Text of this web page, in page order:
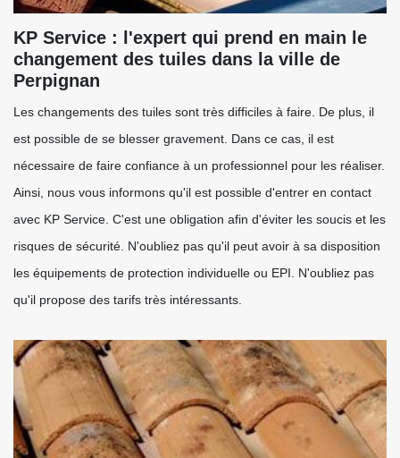
KP Service : l'expert qui prend en main le
changement des tuiles dans la ville de
Perpignan
Les changements des tuiles sont très difficiles à faire. De plus, il
est possible de se blesser gravement. Dans ce cas, il est
nécessaire de faire confiance à un professionnel pour les réaliser.
Ainsi, nous vous informons qu'il est possible d'entrer en contact
avec KP Service. C'est une obligation afin d'éviter les soucis et les
risques de sécurité. N'oubliez pas qu'il peut avoir à sa disposition
les équipements de protection individuelle ou EPI. N'oubliez pas
qu'il propose des tarifs très intéressants.